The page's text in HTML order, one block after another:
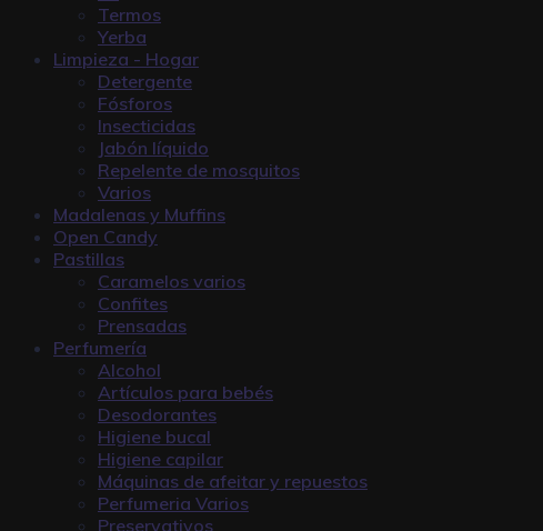
Termos
Yerba
Limpieza - Hogar
Detergente
Fósforos
Insecticidas
Jabón líquido
Repelente de mosquitos
Varios
Madalenas y Muffins
Open Candy
Pastillas
Caramelos varios
Confites
Prensadas
Perfumería
Alcohol
Artículos para bebés
Desodorantes
Higiene bucal
Higiene capilar
Máquinas de afeitar y repuestos
Perfumeria Varios
Preservativos